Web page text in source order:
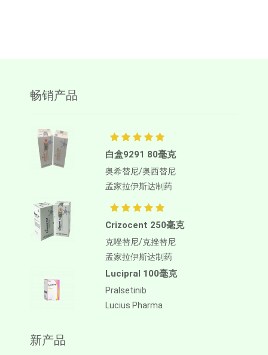
畅销产品
白盒9291 80毫克
奥希替尼/奥西替尼
孟家拉伊斯达制药
Crizocent 250毫克
克唑替尼/克挫替尼
孟家拉伊斯达制药
Lucipral 100毫克
Pralsetinib
Lucius Pharma
新产品